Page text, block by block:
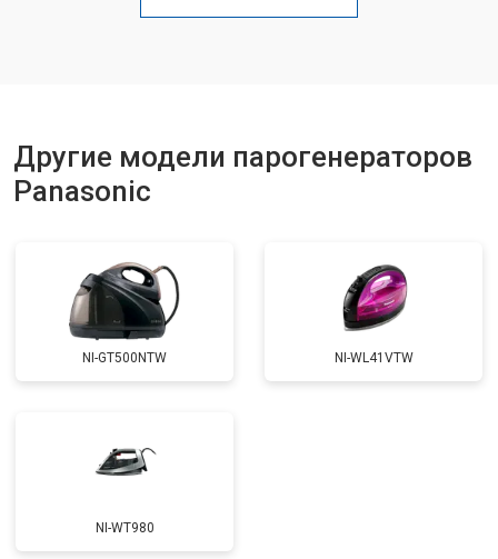
Замена клапана давления от 5850 ₽
Другие модели парогенераторов
Panasonic
NI-GT500NTW NI-WL41VTW
NI-WT980